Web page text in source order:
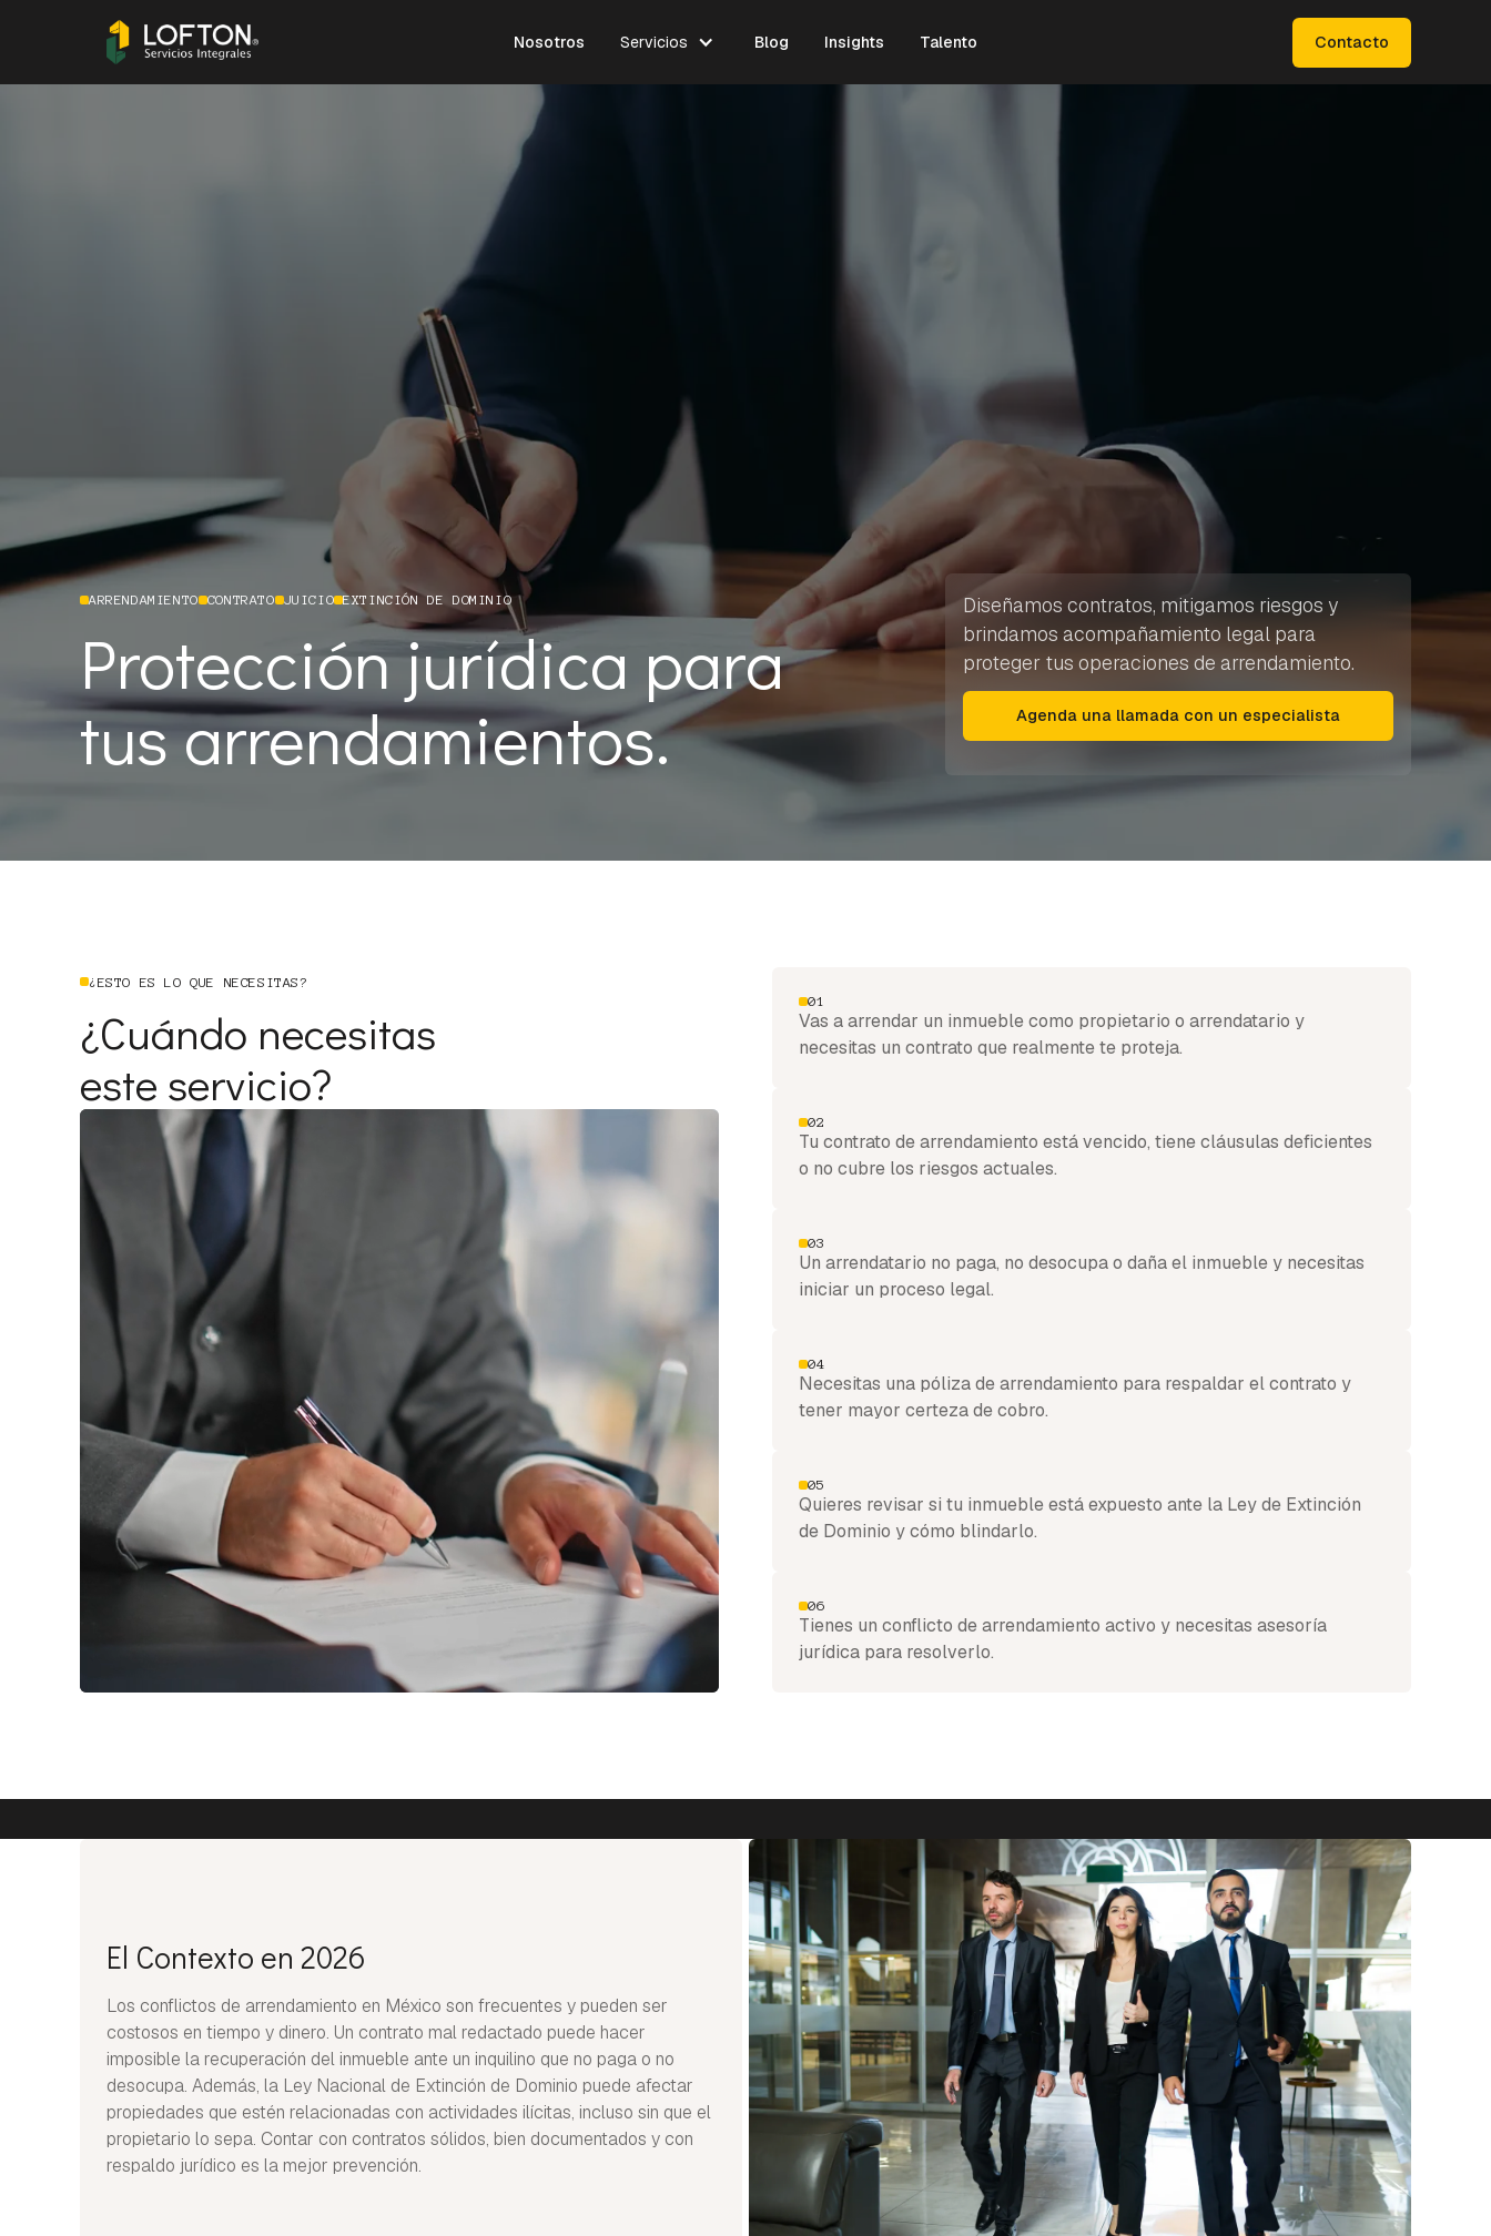
Nosotros Servicios Blog Insights Talento Contacto
ARRENDAMIENTO CONTRATO JUICIO EXTINCIÓN DE DOMINIO
Protección jurídica para
tus arrendamientos.
Diseñamos contratos, mitigamos riesgos y
brindamos acompañamiento legal para
proteger tus operaciones de arrendamiento.
Agenda una llamada con un especialista
¿ESTO ES LO QUE NECESITAS?
¿Cuándo necesitas
este servicio?
01
Vas a arrendar un inmueble como propietario o arrendatario y
necesitas un contrato que realmente te proteja.
02
Tu contrato de arrendamiento está vencido, tiene cláusulas deficientes
o no cubre los riesgos actuales.
03
Un arrendatario no paga, no desocupa o daña el inmueble y necesitas
iniciar un proceso legal.
04
Necesitas una póliza de arrendamiento para respaldar el contrato y
tener mayor certeza de cobro.
05
Quieres revisar si tu inmueble está expuesto ante la Ley de Extinción
de Dominio y cómo blindarlo.
06
Tienes un conflicto de arrendamiento activo y necesitas asesoría
jurídica para resolverlo.
El Contexto en 2026
Los conflictos de arrendamiento en México son frecuentes y pueden ser
costosos en tiempo y dinero. Un contrato mal redactado puede hacer
imposible la recuperación del inmueble ante un inquilino que no paga o no
desocupa. Además, la Ley Nacional de Extinción de Dominio puede afectar
propiedades que estén relacionadas con actividades ilícitas, incluso sin que el
propietario lo sepa. Contar con contratos sólidos, bien documentados y con
respaldo jurídico es la mejor prevención.